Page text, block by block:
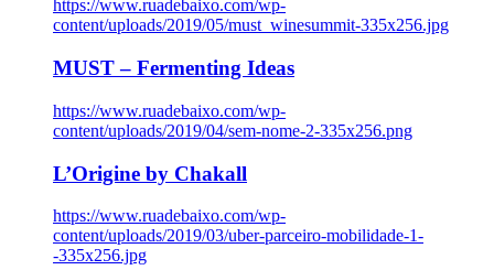
https://www.ruadebaixo.com/wp-
content/uploads/2019/05/must_winesummit-335x256.jpg
MUST – Fermenting Ideas
https://www.ruadebaixo.com/wp-
content/uploads/2019/04/sem-nome-2-335x256.png
L’Origine by Chakall
https://www.ruadebaixo.com/wp-
content/uploads/2019/03/uber-parceiro-mobilidade-1-
-335x256.jpg